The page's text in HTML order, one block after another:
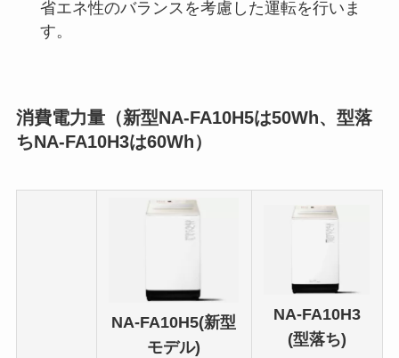
省エネ性のバランスを考慮した運転を行いま
す。
消費電力量（新型NA-FA10H5は50Wh、型落
ちNA-FA10H3は60Wh）
NA-FA10H5(新型
モデル)
NA-FA10H3
(型落ち)